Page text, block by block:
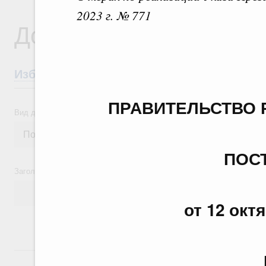
2023 г. № 771
от 12
Документы
Избранные документы со справками к
Вид документа
Заголовок или текст документа